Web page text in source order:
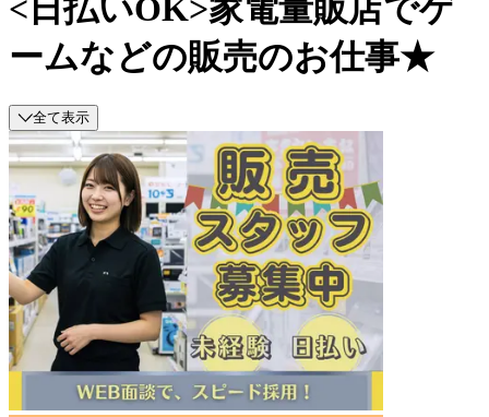
<日払いOK>家電量販店でゲ
ームなどの販売のお仕事★
全て表示